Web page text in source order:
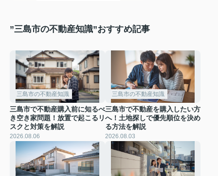
”三島市の不動産知識”おすすめ記事
三島市の不動産知識
三島市で不動産購入前に知るべ
き空き家問題！放置で起こるリ
スクと対策を解説
2026.08.06
三島市の不動産知識
三島市で不動産を購入したい方
へ！土地探しで優先順位を決め
る方法を解説
2026.08.03